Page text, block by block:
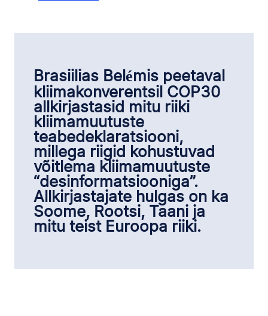
Brasiilias Belémis peetaval
kliimakonverentsil COP30
allkirjastasid mitu riiki
kliimamuutuste
teabedeklaratsiooni,
millega riigid kohustuvad
võitlema kliimamuutuste
“desinformatsiooniga”.
Allkirjastajate hulgas on ka
Soome, Rootsi, Taani ja
mitu teist Euroopa riiki.